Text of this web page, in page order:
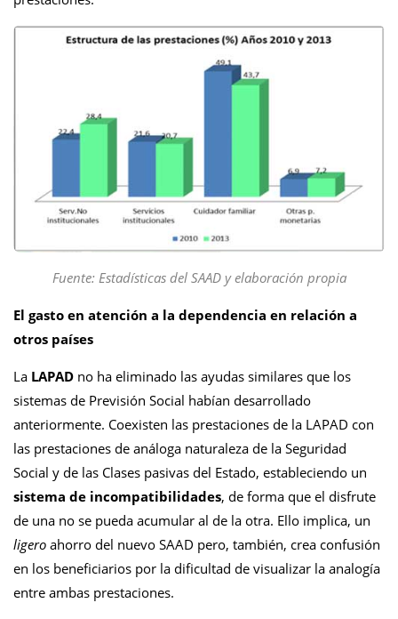
Fuente: Estadísticas del SAAD y elaboración propia
El gasto en atención a la dependencia en relación a
otros países
La LAPAD no ha eliminado las ayudas similares que los
sistemas de Previsión Social habían desarrollado
anteriormente. Coexisten las prestaciones de la LAPAD con
las prestaciones de análoga naturaleza de la Seguridad
Social y de las Clases pasivas del Estado, estableciendo un
sistema de incompatibilidades, de forma que el disfrute
de una no se pueda acumular al de la otra. Ello implica, un
ligero ahorro del nuevo SAAD pero, también, crea confusión
en los beneficiarios por la dificultad de visualizar la analogía
entre ambas prestaciones.